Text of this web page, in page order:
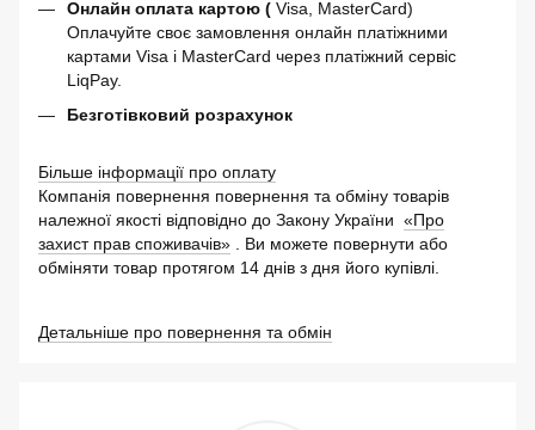
Онлайн оплата картою ( Visa, MasterCard)
Оплачуйте своє замовлення онлайн платіжними
картами Visa і MasterCard через платіжний сервіс
LiqPay.
Безготівковий розрахунок
Більше інформації про оплату
Компанія повернення повернення та обміну товарів
належної якості відповідно до Закону України «Про
захист прав споживачів» . Ви можете повернути або
обміняти товар протягом 14 днів з дня його купівлі.
Детальніше про повернення та обмін